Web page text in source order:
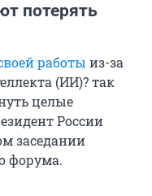
потерять
работы из-за
(ИИ)? так
целые
России
заседании
форума.